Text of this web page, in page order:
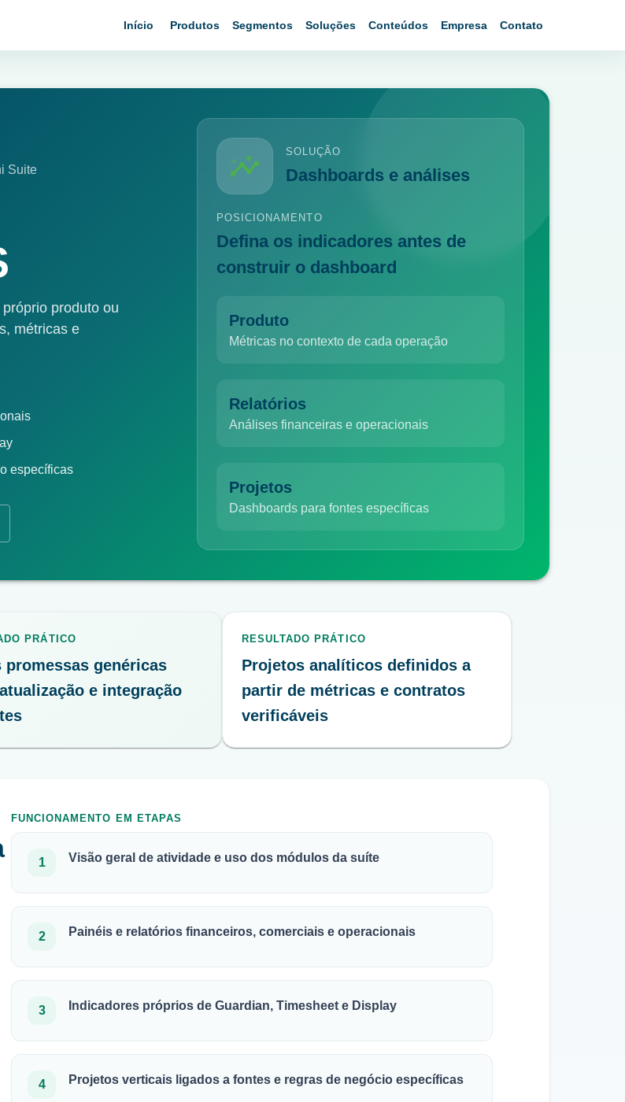
Início Produtos Segmentos Soluções Conteúdos Empresa Contato
Suite
produto ou
métricas e
específicas
SOLUÇÃO
Dashboards e análises
POSICIONAMENTO
Defina os indicadores antes de
construir o dashboard
Produto
Métricas no contexto de cada operação
Relatórios
Análises financeiras e operacionais
Projetos
Dashboards para fontes específicas
PRÁTICO
promessas genéricas
e integração
RESULTADO PRÁTICO
Projetos analíticos definidos a
partir de métricas e contratos
verificáveis
FUNCIONAMENTO EM ETAPAS
1 Visão geral de atividade e uso dos módulos da suíte
2 Painéis e relatórios financeiros, comerciais e operacionais
3 Indicadores próprios de Guardian, Timesheet e Display
4 Projetos verticais ligados a fontes e regras de negócio específicas